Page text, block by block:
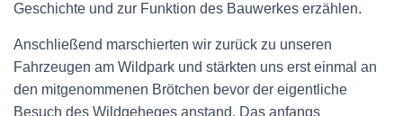
Geschichte und zur Funktion des Bauwerkes erzählen.
Anschließend marschierten wir zurück zu unseren
Fahrzeugen am Wildpark und stärkten uns erst einmal an
den mitgenommenen Brötchen bevor der eigentliche
Besuch des Wildgeheges anstand. Das anfangs